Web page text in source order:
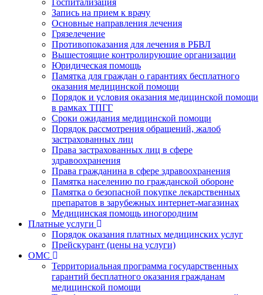
Госпитализация
Запись на прием к врачу
Основные направления лечения
Грязелечение
Противопоказания для лечения в РБВЛ
Вышестоящие контролирующие организации
Юридическая помощь
Памятка для граждан о гарантиях бесплатного
оказания медицинской помощи
Порядок и условия оказания медицинской помощи
в рамках ТПГГ
Сроки ожидания медицинской помощи
Порядок рассмотрения обращений, жалоб
застрахованных лиц
Права застрахованных лиц в сфере
здравоохранения
Права гражданина в сфере здравоохранения
Памятка населению по гражданской обороне
Памятка о безопасной покупке лекарственных
препаратов в зарубежных интернет-магазинах
Медицинская помощь иногородним
Платные услуги
Порядок оказания платных медицинских услуг
Прейскурант (цены на услуги)
ОМС
Территориальная программа государственных
гарантий бесплатного оказания гражданам
медицинской помощи